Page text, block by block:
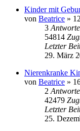
Kinder mit
von Beatrice »
3
54814
Letzter
29. März
Nierenkranke
von Beatrice »
2
42479
Letzter
25.